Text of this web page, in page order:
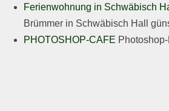
Ferienwohnung in Schwäbisch
Brümmer in Schwäbisch Hall
PHOTOSHOP-CAFE